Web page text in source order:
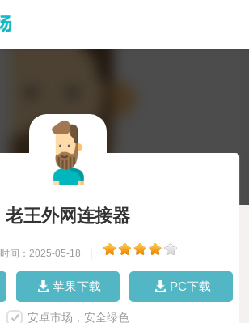
老王外网连接器
时间：2025-05-18
苹果下载 PC下载
安卓市场，安全绿色